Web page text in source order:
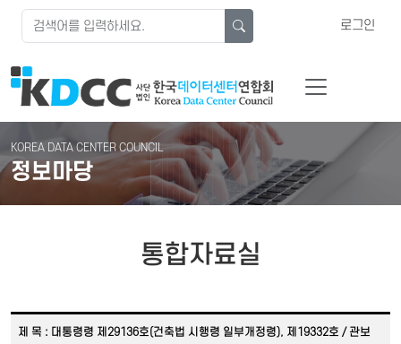
로그인
KOREA DATA CENTER COUNCIL
정보마당
통합자료실
제 목 : 대통령령 제29136호(건축법 시행령 일부개정령), 제19332호 / 관보